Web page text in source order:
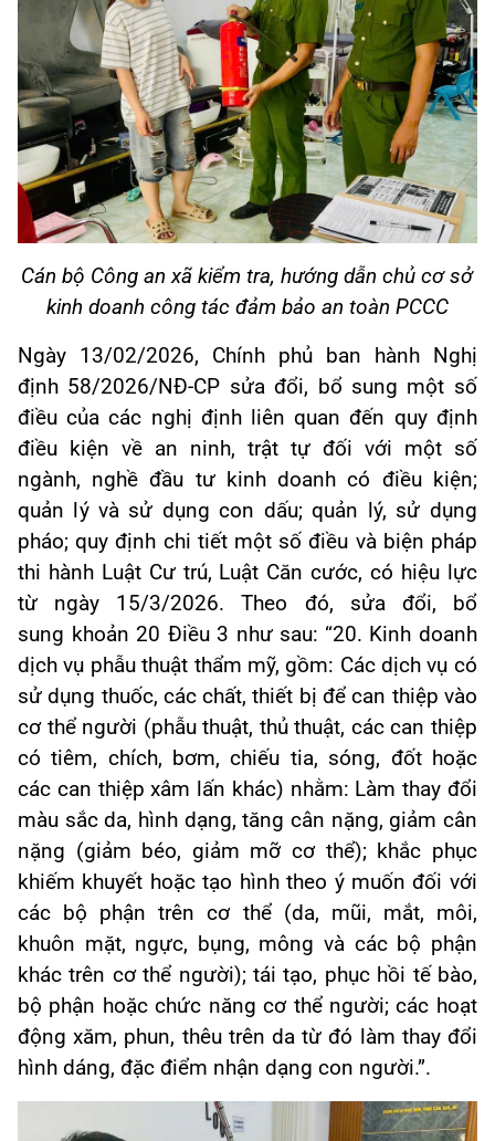
Cán bộ Công an xã kiểm tra, hướng dẫn chủ cơ sở
kinh doanh công tác đảm bảo an toàn PCCC
Ngày 13/02/2026, Chính phủ ban hành Nghị
định 58/2026/NĐ-CP sửa đổi, bổ sung một số
điều của các nghị địnhliên quan đến quy định
điều kiện về an ninh, trật tự đối với một số
ngành, nghề đầu tư kinh doanh có điềukiện;
quản l ý và sử dụng con dấu; quản l ý, sử dụng
pháo; quy định chi tiết một số điều và biện pháp
thi hành LuậtCư trú, Luật Căn cước, có hiệu lực
từ ngày 15/3/2026. Theo đó, sửa đổi, bổ
sung khoản 20 Điều 3 như sau: “20. Kinh doanh
dịch vụ phẫu thuật thẩm mỹ, gồm: Các dịch vụ có
sử dụng thuốc, các chất, thiết bị để can thiệp vào
cơ thể người (phẫu thuật, thủ thuật, các can thiệp
có tiêm, chích, bơm, chiếu tia, sóng, đốt hoặc
các can thiệp xâm l ấn khác) nhằm: Làm thay đổi
màu sắc da, hình dạng, tăng cân nặng, giảm cân
nặng (giảm béo, giảm mỡ cơ thể); khắc phục
khiếm khuyết hoặc tạo hình theo ý muốn đối với
các bộ phận trên cơ thể (da, mũi, mắt, môi,
khuôn mặt, ngực, bụng, mông và các bộ phận
khác trên cơ thể người); tái tạo, phục hồi tế bào,
bộ phận hoặc chức năng cơ thể người; các hoạt
động xăm, phun, thêu trên da từ đó làm thay đổi
hình dáng, đặc điểm nhận dạng con người.”.